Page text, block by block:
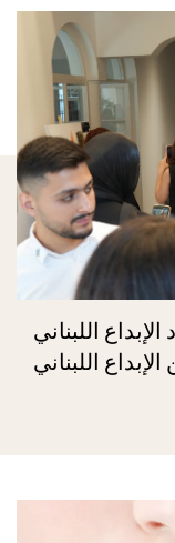
اللبناني
اللبناني